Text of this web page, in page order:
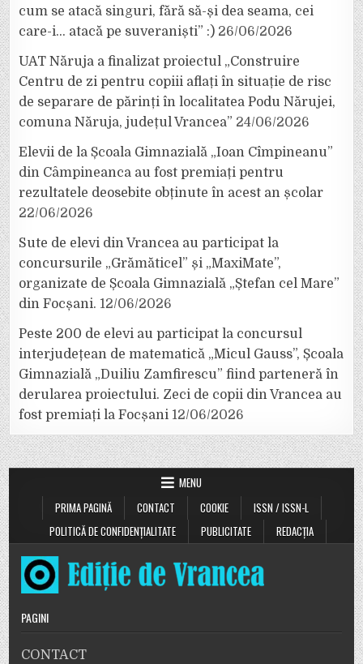
cum se atacă singuri, fără să-și dea seama, cei
care-i… atacă pe suveraniști” :) 26/06/2026
UAT Năruja a finalizat proiectul „Construire
Centru de zi pentru copiii aflați în situație de risc
de separare de părinți în localitatea Podu Nărujei,
comuna Năruja, județul Vrancea” 24/06/2026
Elevii de la Școala Gimnazială „Ioan Cîmpineanu”
din Câmpineanca au fost premiați pentru
rezultatele deosebite obținute în acest an școlar
22/06/2026
Sute de elevi din Vrancea au participat la
concursurile „Grămăticel” și „MaxiMate”,
organizate de Școala Gimnazială „Ștefan cel Mare”
din Focșani. 12/06/2026
Peste 200 de elevi au participat la concursul
interjudețean de matematică „Micul Gauss”, Școala
Gimnazială „Duiliu Zamfirescu” fiind parteneră în
derularea proiectului. Zeci de copii din Vrancea au
fost premiați la Focșani 12/06/2026
MENU
PRIMA PAGINĂ
CONTACT COOKIE
ISSN / ISSN-L
POLITICĂ DE CONFIDENȚIALITATE
PUBLICITATE REDACȚIA
PAGINI
CONTACT